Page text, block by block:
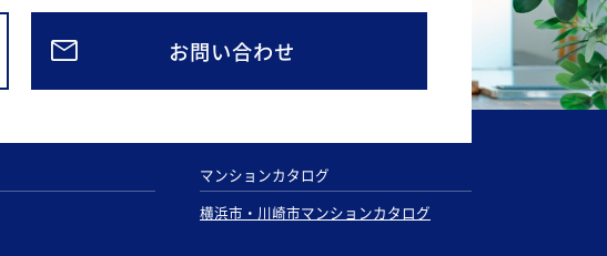
お問い合わせ
マンションカタログ
横浜市・川崎市マンションカタログ